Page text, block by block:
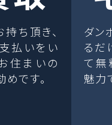
ち頂き、
払いをい
住まいの
です。
ダン
るだ
て無
魅力